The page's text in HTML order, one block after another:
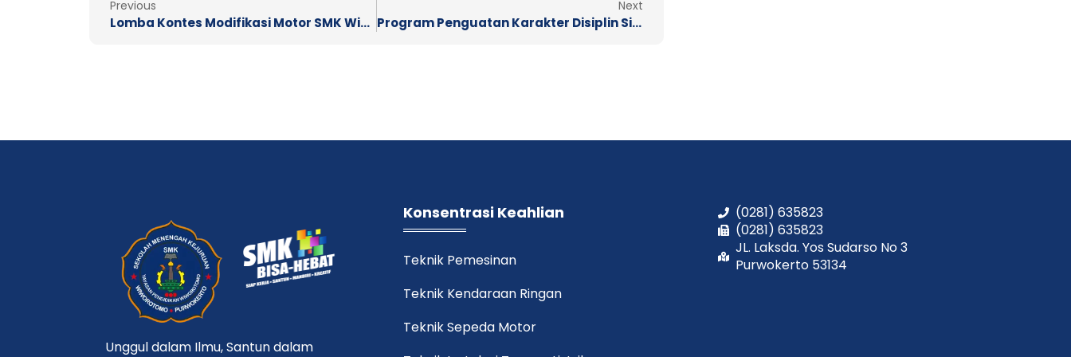
Previous
Lomba Kontes Modifikasi Motor SMK Wiworotomo
Next
Program Penguatan Karakter Disiplin Siswa bersama TNI Angkatan Laut
Unggul dalam Ilmu, Santun dalam
Konsentrasi Keahlian
Teknik Pemesinan
Teknik Kendaraan Ringan
Teknik Sepeda Motor
(0281) 635823
(0281) 635823
JL. Laksda. Yos Sudarso No 3
Purwokerto 53134